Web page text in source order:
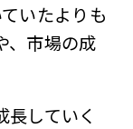
いたよりも
、市場の成
していく